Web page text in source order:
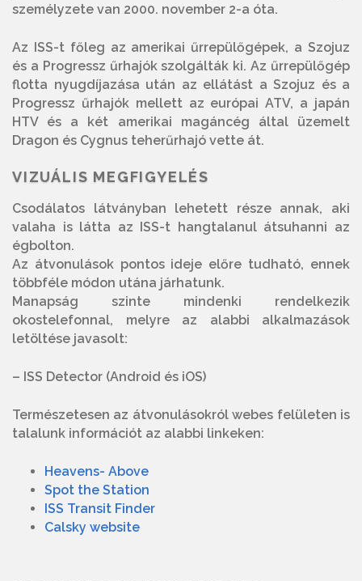
személyzete van 2000. november 2-a óta.
Az ISS-t főleg az amerikai űrrepülőgépek, a Szojuz
és a Progressz űrhajók szolgálták ki. Az űrrepülőgép
flotta nyugdíjazása után az ellátást a Szojuz és a
Progressz űrhajók mellett az európai ATV, a japán
HTV és a két amerikai magáncég által üzemelt
Dragon és Cygnus teherűrhajó vette át.
VIZUÁLIS MEGFIGYELÉS
Csodálatos látványban lehetett része annak, aki
valaha is látta az ISS-t hangtalanul átsuhanni az
égbolton.
Az átvonulások pontos ideje előre tudható, ennek
többféle módon utána járhatunk.
Manapság szinte mindenki rendelkezik
okostelefonnal, melyre az alabbi alkalmazások
letöltése javasolt:
– ISS Detector (Android és iOS)
Természetesen az átvonulásokról webes felületen is
talalunk információt az alabbi linkeken:
Heavens- Above
Spot the Station
ISS Transit Finder
Calsky website